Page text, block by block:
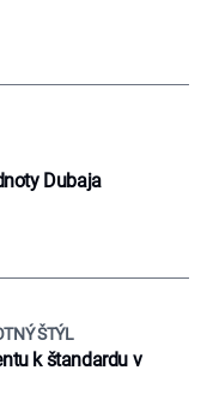
Dubaja
ŠTÝL
k štandardu v